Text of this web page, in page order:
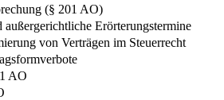
(§ 201 AO)
Erörterungstermine
von Verträgen im Steuerrecht
AO